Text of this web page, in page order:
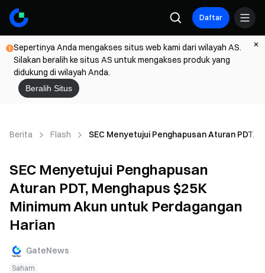
Daftar
Sepertinya Anda mengakses situs web kami dari wilayah AS.
Silakan beralih ke situs AS untuk mengakses produk yang
didukung di wilayah Anda.
Beralih Situs
Berita Flash SEC Menyetujui Penghapusan Aturan PDT,
SEC Menyetujui Penghapusan
Aturan PDT, Menghapus $25K
Minimum Akun untuk Perdagangan
Harian
GateNews
Saham